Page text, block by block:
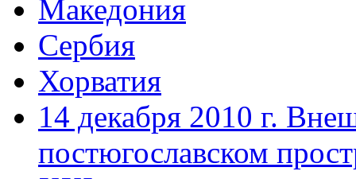
Македония
Сербия
Хорватия
14 декабря 2010 г.
постюгославском